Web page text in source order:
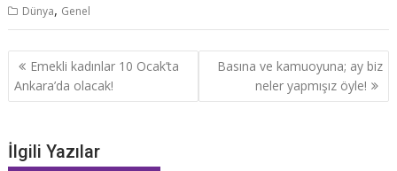
Dünya, Genel
Yazı
dolaşımı
Emekli kadınlar 10 Ocak’ta
Ankara’da olacak!
Basına ve kamuoyuna; ay biz
neler yapmışız öyle!
İlgili Yazılar